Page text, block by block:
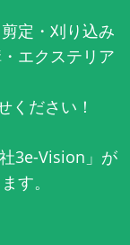
定・刈り込み
エクステリア
ください！
3e-Vision」が
す。